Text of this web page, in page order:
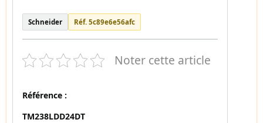
Schneider Réf. 5c89e6e56afc
Noter cette article
Référence :
TM238LDD24DT